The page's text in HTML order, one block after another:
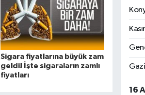
Sigara fiyatlarına büyük zam
geldi! İşte sigaraların zamlı
fiyatları
16